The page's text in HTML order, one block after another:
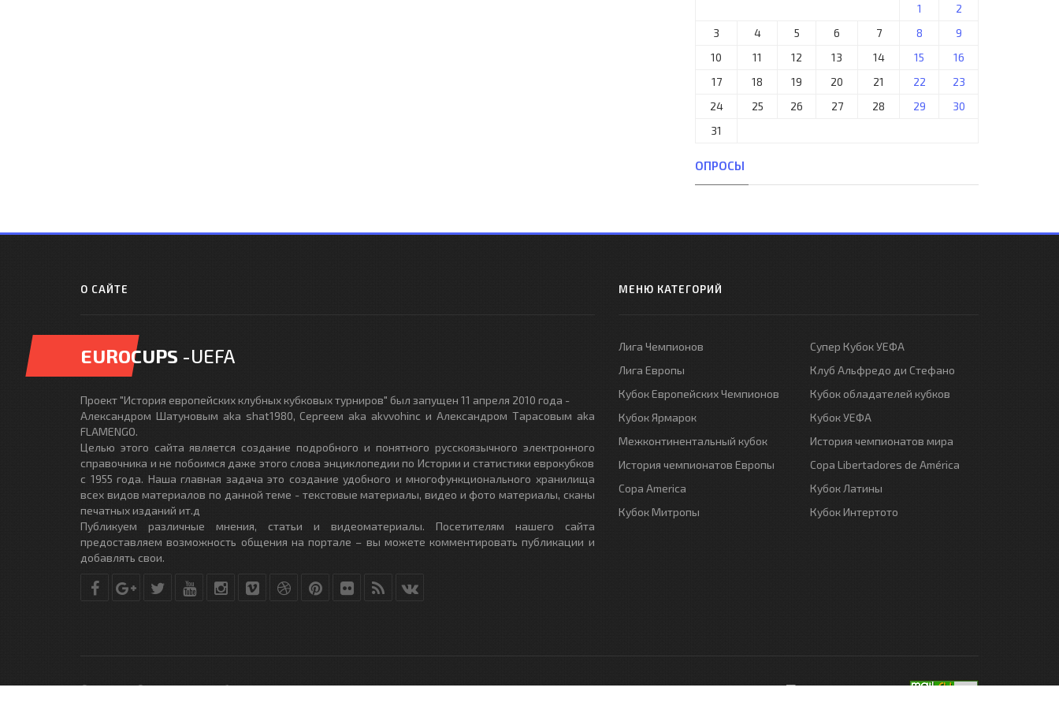
1
2
3
4 5 6 7 8
9
10
11 12 13 14 15
16
17
18 19 20 21 22
23
24
25 26 27 28 29
30
31
ОПРОСЫ
О САЙТЕ
EUROCUPS -UEFA
Проект "История европейских клубных кубковых турниров" был запущен 11 апреля 2010 года -
Александром Шатуновым aka shat1980, Сергеем aka akvvohinc и Александром Тарасовым aka
FLAMENGO.
Целью этого сайта является создание подробного и понятного русскоязычного электронного
справочника и не побоимся даже этого слова энциклопедии по Истории и статистики еврокубков
с 1955 года. Наша главная задача это создание удобного и многофункционального хранилища
всех видов материалов по данной теме - текстовые материалы, видео и фото материалы, сканы
печатных изданий ит.д
Публикуем различные мнения, статьи и видеоматериалы. Посетителям нашего сайта
предоставляем возможность общения на портале – вы можете комментировать публикации и
добавлять свои.
МЕНЮ КАТЕГОРИЙ
Лига Чемпионов
Лига Европы
Кубок Европейских Чемпионов
Кубок Ярмарок
Межконтинентальный кубок
История чемпионатов Европы
Copa America
Кубок Митропы
Супер Кубок УЕФА
Клуб Альфредо ди Стефано
Кубок обладателей кубков
Кубок УЕФА
История чемпионатов мира
Copa Libertadores de América
Кубок Латины
Кубок Интертото
© Copyright © 2010-2017. Разработано студиейDLE-THEME.RU- All Rights Reserved.